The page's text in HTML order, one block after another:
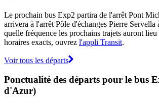
Le prochain bus Exp2 partira de l'arrêt Pont
arrivera à l'arrêt Pôle d'échanges Pierre
quelle fréquence les prochains trajets auront
horaires exacts, ouvrez l'appli Transit.
Voir tous les départs
Ponctualité des départs pour le bus
d'Azur)